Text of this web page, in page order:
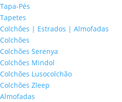
Tapa-Pés
Tapetes
Colchões | Estrados | Almofadas
Colchões
Colchões Serenya
Colchões Mindol
Colchões Lusocolchão
Colchões Zleep
Almofadas